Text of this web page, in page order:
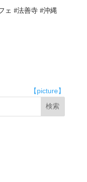
ェ #法善寺 #沖縄
【picture】
検索